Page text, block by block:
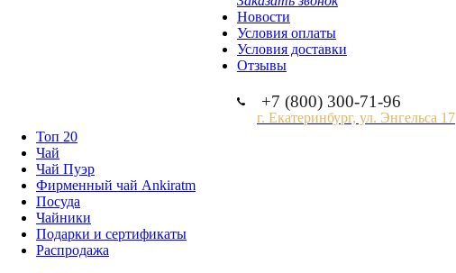
Новости
Условия оплаты
Условия доставки
Отзывы
+7 (800) 300-71-96
г. Екатеринбург, ул. Энгельса 17
Топ 20
Чай
Чай Пуэр
Фирменный чай Ankiratm
Посуда
Чайники
Подарки и сертификаты
Распродажа